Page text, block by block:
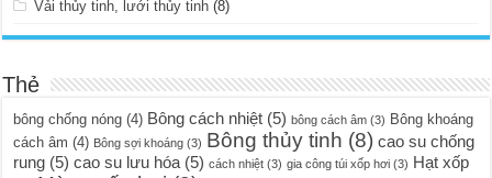
Vải thủy tinh, lưới thủy tinh (8)
Thẻ
bông chống nóng (4) Bông cách nhiệt (5) bông cách âm (3) Bông khoáng
cách âm (4) Bông sợi khoáng (3) Bông thủy tinh (8) cao su chống
rung (5) cao su lưu hóa (5) cách nhiệt (3) gia công túi xốp hơi (3) Hạt xốp